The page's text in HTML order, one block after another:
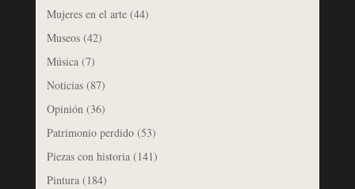
Mujeres en el arte(44)
Museos(42)
Música(7)
Noticias(87)
Opinión(36)
Patrimonio perdido(53)
Piezas con historia(141)
Pintura(184)